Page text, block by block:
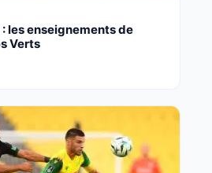
: les enseignements de
Verts